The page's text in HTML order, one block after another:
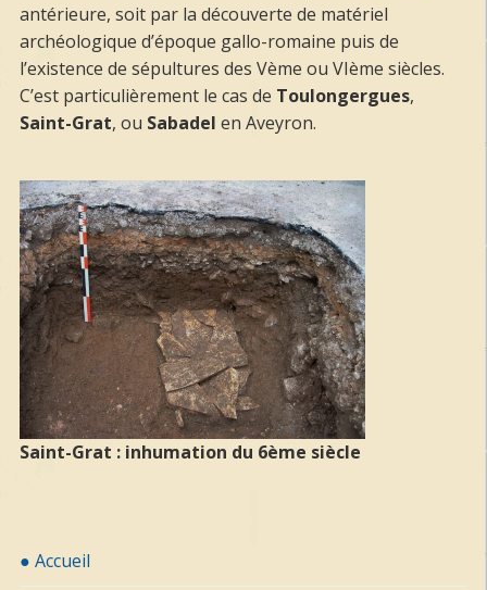
● Accueil
antérieure, soit par la découverte de matériel
archéologique d’époque gallo-romaine puis de
l’existence de sépultures des Vème ou VIème siècles.
C’est particulièrement le cas de Toulongergues,
Saint-Grat, ou Sabadel en Aveyron.
Saint-Grat : inhumation du 6ème siècle